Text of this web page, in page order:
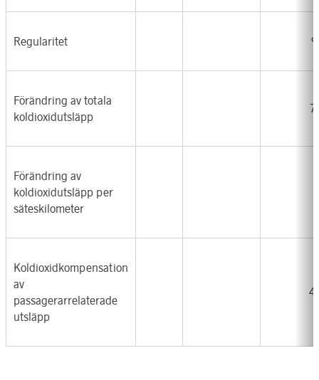
Regularitet
Förändring av totala
koldioxidutsläpp
Förändring av
koldioxidutsläpp per
säteskilometer
Koldioxidkompensation
av
passagerarrelaterade
utsläpp